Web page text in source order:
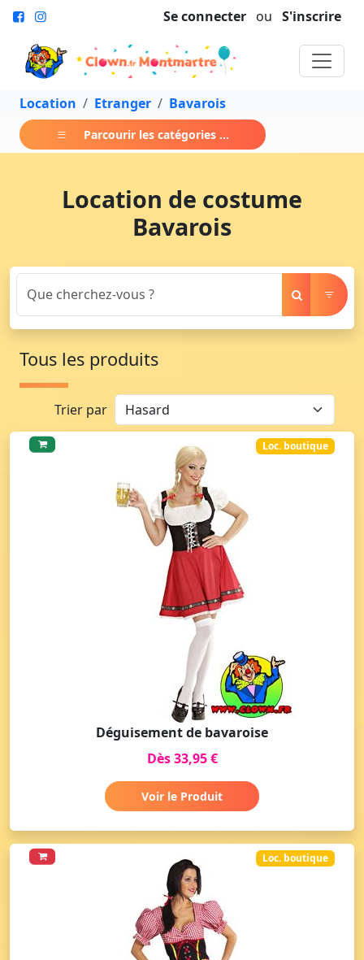
Se connecter ou S'inscrire
Location Etranger Bavarois
Parcourir les catégories ...
Location de costume
Bavarois
Tous les produits
Trier par
Loc. boutique
Déguisement de bavaroise
Dès 33,95 €
Voir le Produit
Loc. boutique